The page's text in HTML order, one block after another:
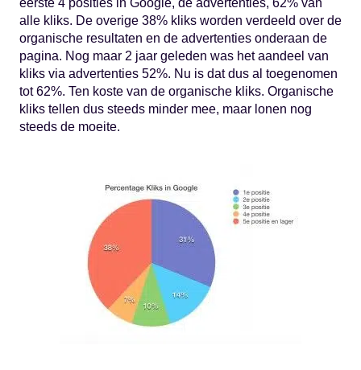
alle kliks. De overige 38% kliks worden verdeeld over de
organische resultaten en de advertenties onderaan de
pagina. Nog maar 2 jaar geleden was het aandeel van
kliks via advertenties 52%. Nu is dat dus al toegenomen
tot 62%. Ten koste van de organische kliks. Organische
kliks tellen dus steeds minder mee, maar lonen nog
steeds de moeite.